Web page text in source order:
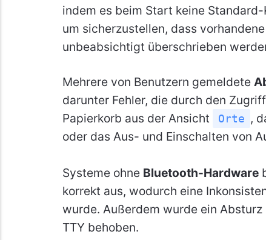
indem es beim Start keine
um sicherzustellen, dass
unbeabsichtigt überschrieben
Mehrere von Benutzern gemeldete
darunter Fehler, die durch den
Papierkorb aus der Ansicht
Orte ,
oder das Aus- und Einschalten von
Systeme ohne Bluetooth-Hardware
korrekt aus, wodurch eine
wurde. Außerdem wurde ein
TTY behoben.